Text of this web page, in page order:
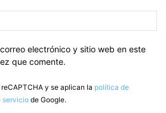
electrónico y sitio web en este
que comente.
y se aplican la política de
servicio de Google.